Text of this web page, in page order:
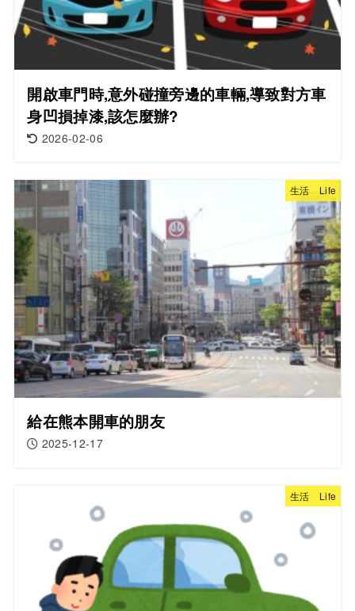
開啟車門時,意外碰撞旁邊的車輛,導致對方車
身凹損掉漆,該怎麼辦?
2026-02-06
生活 Life
給在熊本開車的朋友
2025-12-17
生活 Life